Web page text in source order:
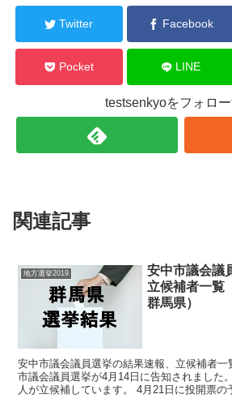
Twitter Facebook
Pocket LINE
testsenkyoをフォロ
関連記事
地方選挙2019
安中市議会議
立候補者一覧
群馬県）
安中市議会議員選挙の結果速報、立候補者
市議会議員選挙が4月14日に告知されました
人が立候補しています。 4月21日に投開票の